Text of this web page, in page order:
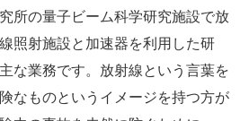
所の量子ビーム科学研究施設で放
照射施設と加速器を利用した研
な業務です。放射線という言葉を
なものというイメージを持つ方が